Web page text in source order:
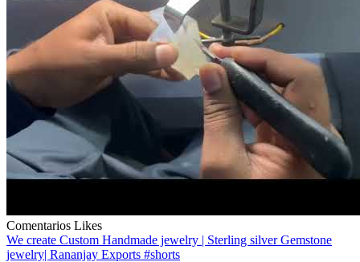
Comentarios Likes
We create Custom Handmade jewelry | Sterling silver Gemstone
jewelry| Rananjay Exports #shorts